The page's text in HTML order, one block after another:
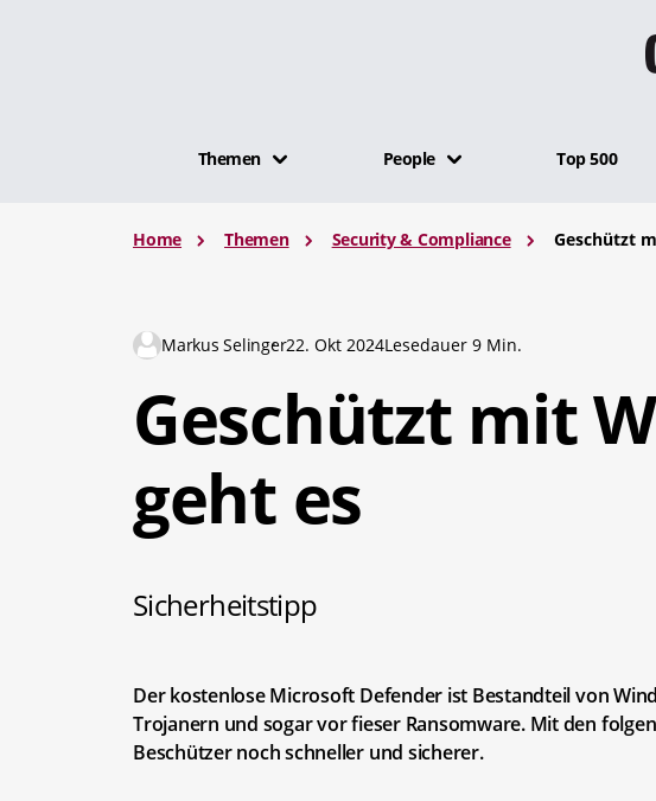
Themen People Top 500
Home Themen Security & Compliance Geschützt
Markus Selinger22. Okt 2024Lesedauer 9 Min.
Geschützt mit
geht es
Sicherheitstipp
Der kostenlose Microsoft Defender ist Bestandteil von
Trojanern und sogar vor fieser Ransomware. Mit den
Beschützer noch schneller und sicherer.